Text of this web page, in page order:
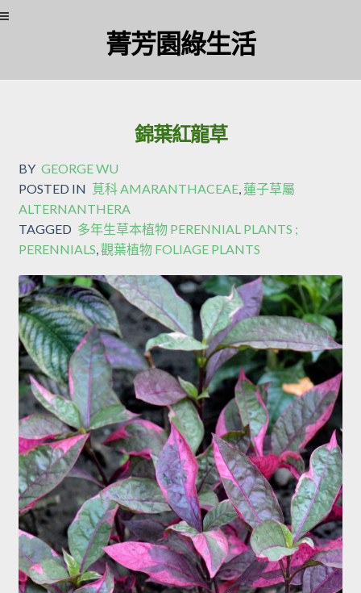
菁芳園綠生活
錦葉紅龍草
BY GEORGE WU
POSTED IN 莧科 AMARANTHACEAE, 蓮子草屬
ALTERNANTHERA
TAGGED 多年生草本植物 PERENNIAL PLANTS ;
PERENNIALS,觀葉植物 FOLIAGE PLANTS